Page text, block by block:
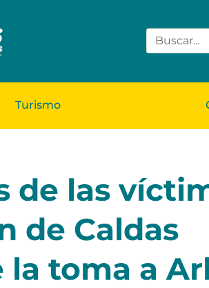
Turismo
de las
de Caldas
la toma a